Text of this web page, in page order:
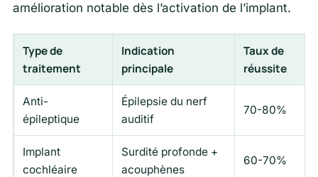
amélioration notable dès l’activation de l’implant.
Type de
traitement
Indication
principale
Taux de
réussite
Anti-
épileptique
Épilepsie du nerf
auditif
70-80%
Implant
cochléaire
Surdité profonde +
acouphènes
60-70%